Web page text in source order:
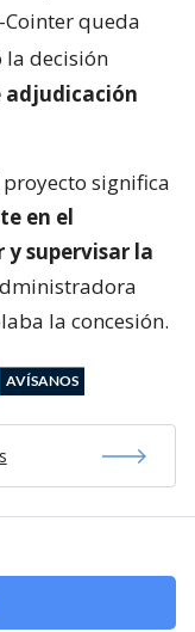
Cointer queda
la decisión
adjudicación
significa
en el
supervisar la
la concesión.
AVÍSANOS